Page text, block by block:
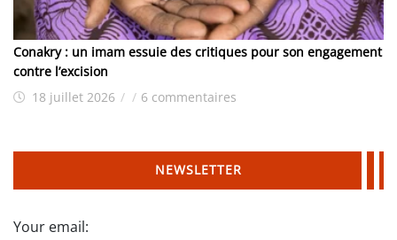
Conakry : un imam essuie des critiques pour son engagement
contre l’excision
18 juillet 2026 / / 6 commentaires
NEWSLETTER
Your email: